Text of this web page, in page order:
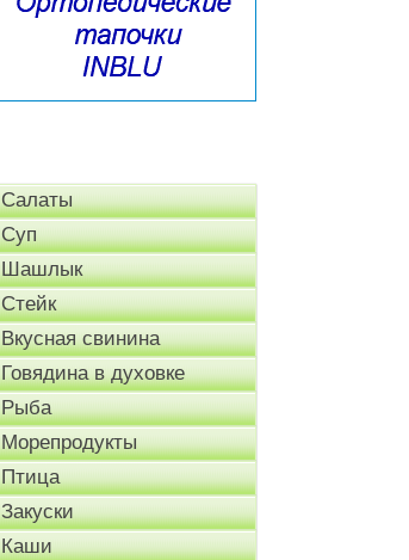
Салаты
Суп
Шашлык
Стейк
Вкусная свинина
Говядина в духовке
Рыба
Морепродукты
Птица
Закуски
Каши